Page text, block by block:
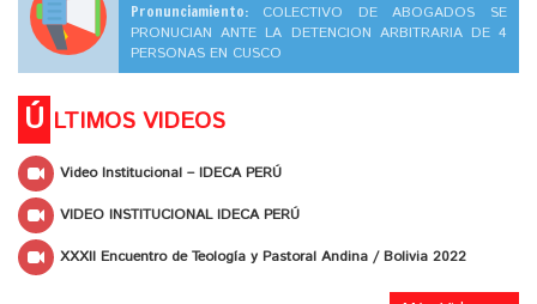
Pronunciamiento: COLECTIVO DE ABOGADOS SE
PRONUCIAN ANTE LA DETENCION ARBITRARIA DE 4
PERSONAS EN CUSCO
Ú LTIMOS VIDEOS
Video Institucional – IDECA PERÚ
VIDEO INSTITUCIONAL IDECA PERÚ
XXXII Encuentro de Teología y Pastoral Andina / Bolivia 2022